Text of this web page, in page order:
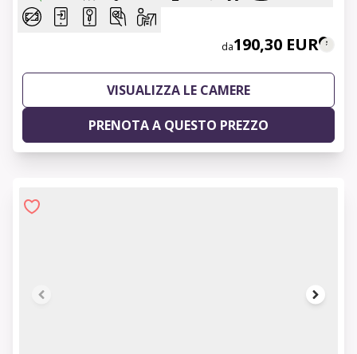
da190,30 EUR
VISUALIZZA LE CAMERE
PRENOTA A QUESTO PREZZO